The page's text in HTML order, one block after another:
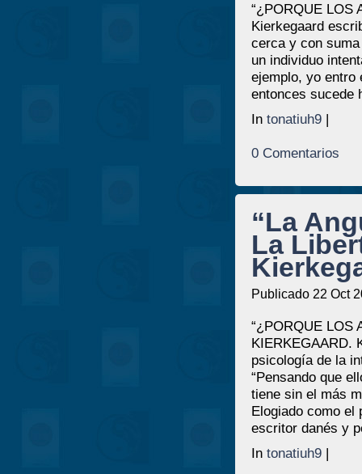
“¿PORQUE LOS
Kierkegaard
cerca y con
un individuo
ejemplo, yo entro
entonces sucede
In tonatiuh9|
0 Comentarios
“La
La
Publicado 22 Oct
“¿PORQUE LOS
psicología de la
“Pensando que
tiene sin el más
Elogiado como
escritor danés y
In tonatiuh9|